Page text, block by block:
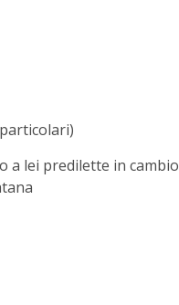
a lei predilette in